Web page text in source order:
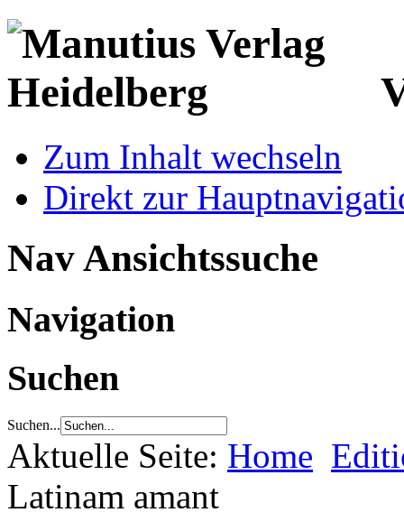
Zum Inhalt wechseln
Direkt zur
Nav Ansichtssuche
Navigation
Suchen
Suchen...
Aktuelle Seite: Home
Latinam amant